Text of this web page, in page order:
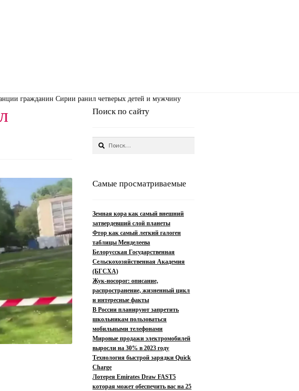
гражданин Сирии ранил четверых детей и мужчину
Поиск по сайту
Самые просматриваемые
Земная кора как самый внешний
затвердевший слой планеты
Фтор как самый легкий галоген
таблицы Менделеева
Белорусская Государственная
Сельскохозяйственная Академия
(БГСХА)
Жук-носорог: описание,
распространение, жизненный цикл
и интересные факты
В России планируют запретить
школьникам пользоваться
мобильными телефонами
Мировые продажи электромобилей
выросли на 30% в 2023 году
Технология быстрой зарядки Quick
Charge
Лотерея Emirates Draw FAST5
которая может обеспечить вас на 25